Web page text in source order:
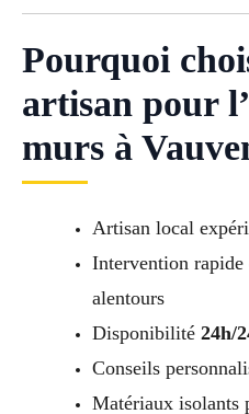
Pourquoi
artisan pour
murs à
Artisan local
Intervention
alentours
Disponibilité 24h/
Conseils
Matériaux isolants